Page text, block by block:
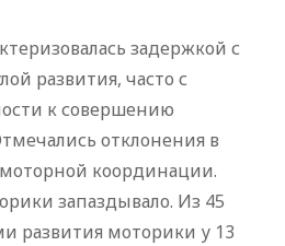
задержкой с
развития, часто с
к совершению
отклонения в
координации.
запаздывало. Из 45
развития моторики у 13